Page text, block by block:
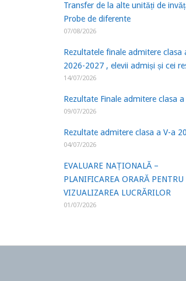
Transfer de la alte unități de
Probe de diferente
07/08/2026
Rezultatele finale admitere clasa
2026-2027 , elevii admiși și cei
14/07/2026
Rezultate Finale admitere clasa a
09/07/2026
Rezultate admitere clasa a V-a
04/07/2026
EVALUARE NAȚIONALĂ –
PLANIFICAREA ORARĂ PENTRU
VIZUALIZAREA LUCRĂRILOR
01/07/2026